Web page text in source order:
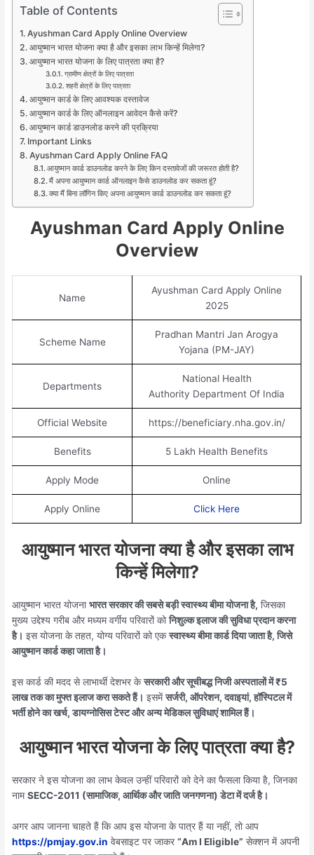
Table of Contents
Ayushman Card Apply Online Overview
आयुष्मान भारत योजना क्या है और इसका लाभ किन्हें मिलेगा?
आयुष्मान भारत योजना के लिए पात्रता क्या है?
ग्रामीण क्षेत्रों के लिए पात्रता
शहरी क्षेत्रों के लिए पात्रता
आयुष्मान कार्ड के लिए आवश्यक दस्तावेज
आयुष्मान कार्ड के लिए ऑनलाइन आवेदन कैसे करें?
आयुष्मान कार्ड डाउनलोड करने की प्रक्रिया
Important Links
Ayushman Card Apply Online FAQ
आयुष्मान कार्ड डाउनलोड करने के लिए किन दस्तावेजों की जरूरत होती है?
मैं अपना आयुष्मान कार्ड ऑनलाइन कैसे डाउनलोड कर सकता हूं?
क्या मैं बिना लॉगिन किए अपना आयुष्मान कार्ड डाउनलोड कर सकता हूं?
Ayushman Card Apply Online
Overview
Name
Ayushman Card Apply Online
2025
Scheme Name
Pradhan Mantri Jan Arogya
Yojana (PM-JAY)
Departments
National Health
Authority Department Of India
Official Website https://beneficiary.nha.gov.in/
Benefits 5 Lakh Health Benefits
Apply Mode Online
Apply Online Click Here
आयुष्मान भारत योजना क्या है और इसका लाभ
किन्हें मिलेगा?
आयुष्मान भारत योजनाभारत सरकार की सबसे बड़ी स्वास्थ्य बीमा योजना है, जिसका
मुख्य उद्देश्य गरीब और मध्यम वर्गीय परिवारों कोनिशुल्क इलाज की सुविधा प्रदान करना
है। इस योजना के तहत, योग्य परिवारों को एकस्वास्थ्य बीमा कार्ड दिया जाता है, जिसे
आयुष्मान कार्ड कहा जाता है।
इस कार्ड की मदद से लाभार्थी देशभर केसरकारी और सूचीबद्ध निजी अस्पतालों में ₹5
लाख तक का मुफ्त इलाज करा सकते हैं। इसमेंसर्जरी, ऑपरेशन, दवाइयां, हॉस्पिटल में
भर्ती होने का खर्च, डायग्नोसिस टेस्ट और अन्य मेडिकल सुविधाएं शामिल हैं।
आयुष्मान भारत योजना के लिए पात्रता क्या है?
सरकार ने इस योजना का लाभ केवल उन्हीं परिवारों को देने का फैसला किया है, जिनका
नामSECC-2011 (सामाजिक, आर्थिक और जाति जनगणना) डेटा में दर्ज है।
अगर आप जानना चाहते हैं कि आप इस योजना के पात्र हैं या नहीं, तो आप
https://pmjay.gov.in वेबसाइट पर जाकर“Am I Eligible” सेक्शन में अपनी